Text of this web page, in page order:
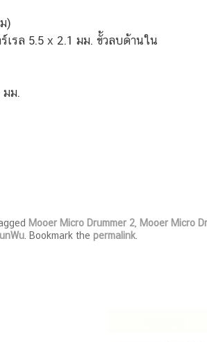
)
เรล 5.5 x 2.1 มม. ขั้วลบด้านใน
มม.
Mooer Micro Drummer 2 Mooer Micro
. Bookmark the permalink